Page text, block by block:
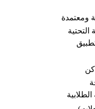
ومعتمدة
التحتية